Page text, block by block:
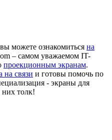
можете ознакомиться на
– самом уважаемом IT-
проекционным экранам.
на связи и готовы помочь по
- экраны для
толк!